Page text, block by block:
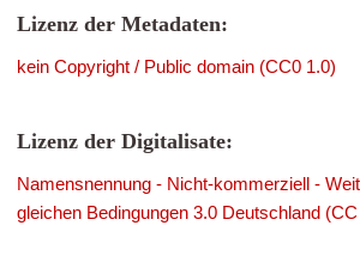
Lizenz der Metadaten:
kein Copyright / Public domain (CC0 1.0)
Lizenz der Digitalisate:
Namensnennung - Nicht-kommerziell -
gleichen Bedingungen 3.0 Deutschland